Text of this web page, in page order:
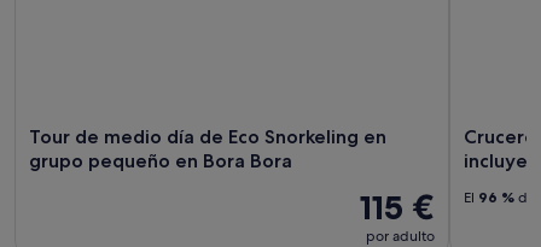
Tour de medio día de Eco Snorkeling en
grupo pequeño en Bora Bora
115 €
por adulto
El 96 % de